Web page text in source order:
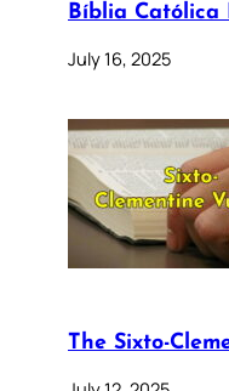
Bíblia Católica
July 16, 2025
The Sixto-